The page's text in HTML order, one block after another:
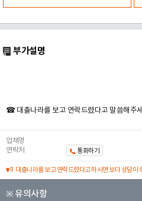
부가설명
☎ 대출나라를 보고 연락드렸다고 말씀해주
업체명
연락처
통화하기
대출나라를 보고 연락드렸다고 하시면 보다 상담이
※ 유의사항